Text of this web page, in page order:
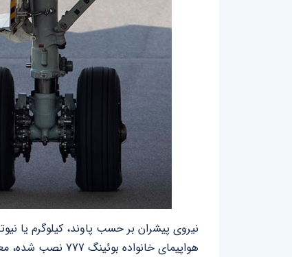
هواپیمای خانواده بوئینگ 777 نصب شده، معادل 115 هزار پاوند یعنی 514 هزار نیوتن خواهد بود.